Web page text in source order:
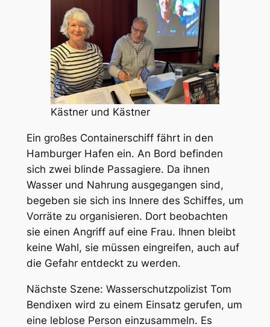
Kästner und Kästner
Ein großes Containerschiff fährt in den
Hamburger Hafen ein. An Bord befinden
sich zwei blinde Passagiere. Da ihnen
Wasser und Nahrung ausgegangen sind,
begeben sie sich ins Innere des Schiffes, um
Vorräte zu organisieren. Dort beobachten
sie einen Angriff auf eine Frau. Ihnen bleibt
keine Wahl, sie müssen eingreifen, auch auf
die Gefahr entdeckt zu werden.
Nächste Szene: Wasserschutzpolizist Tom
Bendixen wird zu einem Einsatz gerufen, um
eine leblose Person einzusammeln. Es